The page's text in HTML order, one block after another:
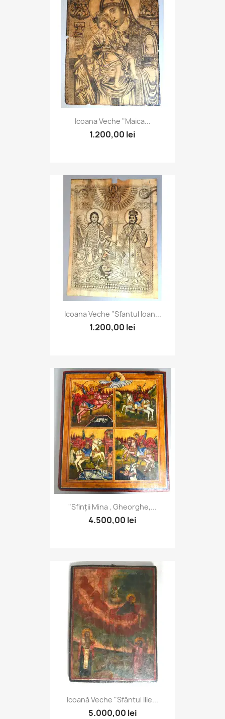
Icoana Veche "Maica...
1.200,00 lei
Icoana Veche "Sfantul Ioan...
1.200,00 lei
"Sfinții Mina , Gheorghe,...
4.500,00 lei
Icoană Veche "Sfântul Ilie...
5.000,00 lei